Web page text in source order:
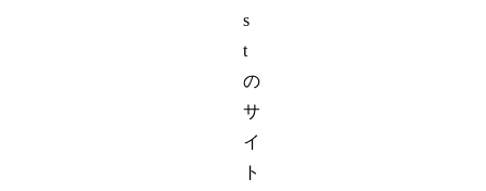
s
t
の
サ
イ
ト